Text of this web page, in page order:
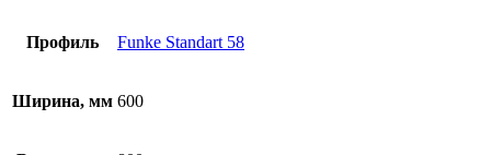
Профиль Funke Standart 58
Ширина, мм 600